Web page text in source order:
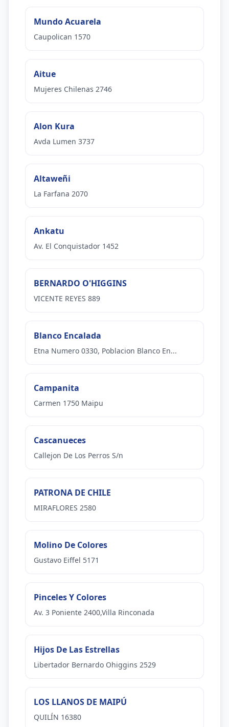
Mundo Acuarela
Caupolican 1570
Aitue
Mujeres Chilenas 2746
Alon Kura
Avda Lumen 3737
Altaweñi
La Farfana 2070
Ankatu
Av. El Conquistador 1452
BERNARDO O'HIGGINS
VICENTE REYES 889
Blanco Encalada
Etna Numero 0330, Poblacion Blanco En...
Campanita
Carmen 1750 Maipu
Cascanueces
Callejon De Los Perros S/n
PATRONA DE CHILE
MIRAFLORES 2580
Molino De Colores
Gustavo Eiffel 5171
Pinceles Y Colores
Av. 3 Poniente 2400,Villa Rinconada
Hijos De Las Estrellas
Libertador Bernardo Ohiggins 2529
LOS LLANOS DE MAIPÚ
QUILÍN 16380